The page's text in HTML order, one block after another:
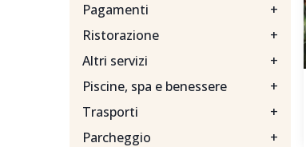
Pagamenti
+
Ristorazione
+
Altri servizi
+
Piscine, spa e benessere
+
Trasporti
+
Parcheggio
+